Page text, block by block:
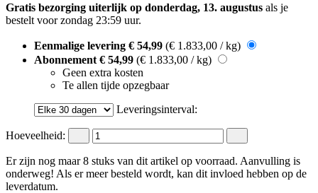
Gratis bezorging uiterlijk op donderdag, 13. augustus als je
bestelt voorzondag 23:59 uur.
Eenmalige levering € 54,99 (€ 1.833,00 / kg)
Abonnement € 54,99 (€ 1.833,00 / kg)
Geen extra kosten
Te allen tijde opzegbaar
Leveringsinterval:
Hoeveelheid:
Er zijn nog maar 8 stuks van dit artikel op voorraad. Aanvulling is
onderweg! Als er meer besteld wordt, kan dit invloed hebben op de
leverdatum.